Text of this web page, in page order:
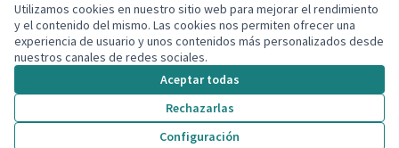
Utilizamos cookies en nuestro sitio web para mejorar el rendimiento
y el contenido del mismo. Las cookies nos permiten ofrecer una
experiencia de usuario y unos contenidos más personalizados desde
nuestros canales de redes sociales.
Aceptar todas
Rechazarlas
Configuración
Términos y condiciones de uso
Configuración de cookies
Decidim Calafell en X
(Enlace externo)
Decidim Calafell en Facebook
Decidim Calafell en YouTube
Decidim Calafell en GitHub
(Enlace externo)
Con licencia
(Enlace